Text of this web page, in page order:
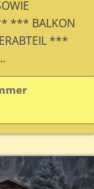
*** BALKON
***